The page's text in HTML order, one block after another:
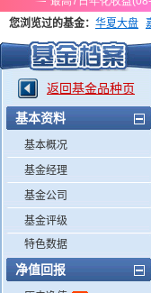
您浏览过的基金： 华夏大盘
添富优势 华安宏利 上证180价
返回基金品种页
基本资料
基本概况
基金经理
基金公司
基金评级
特色数据
净值回报